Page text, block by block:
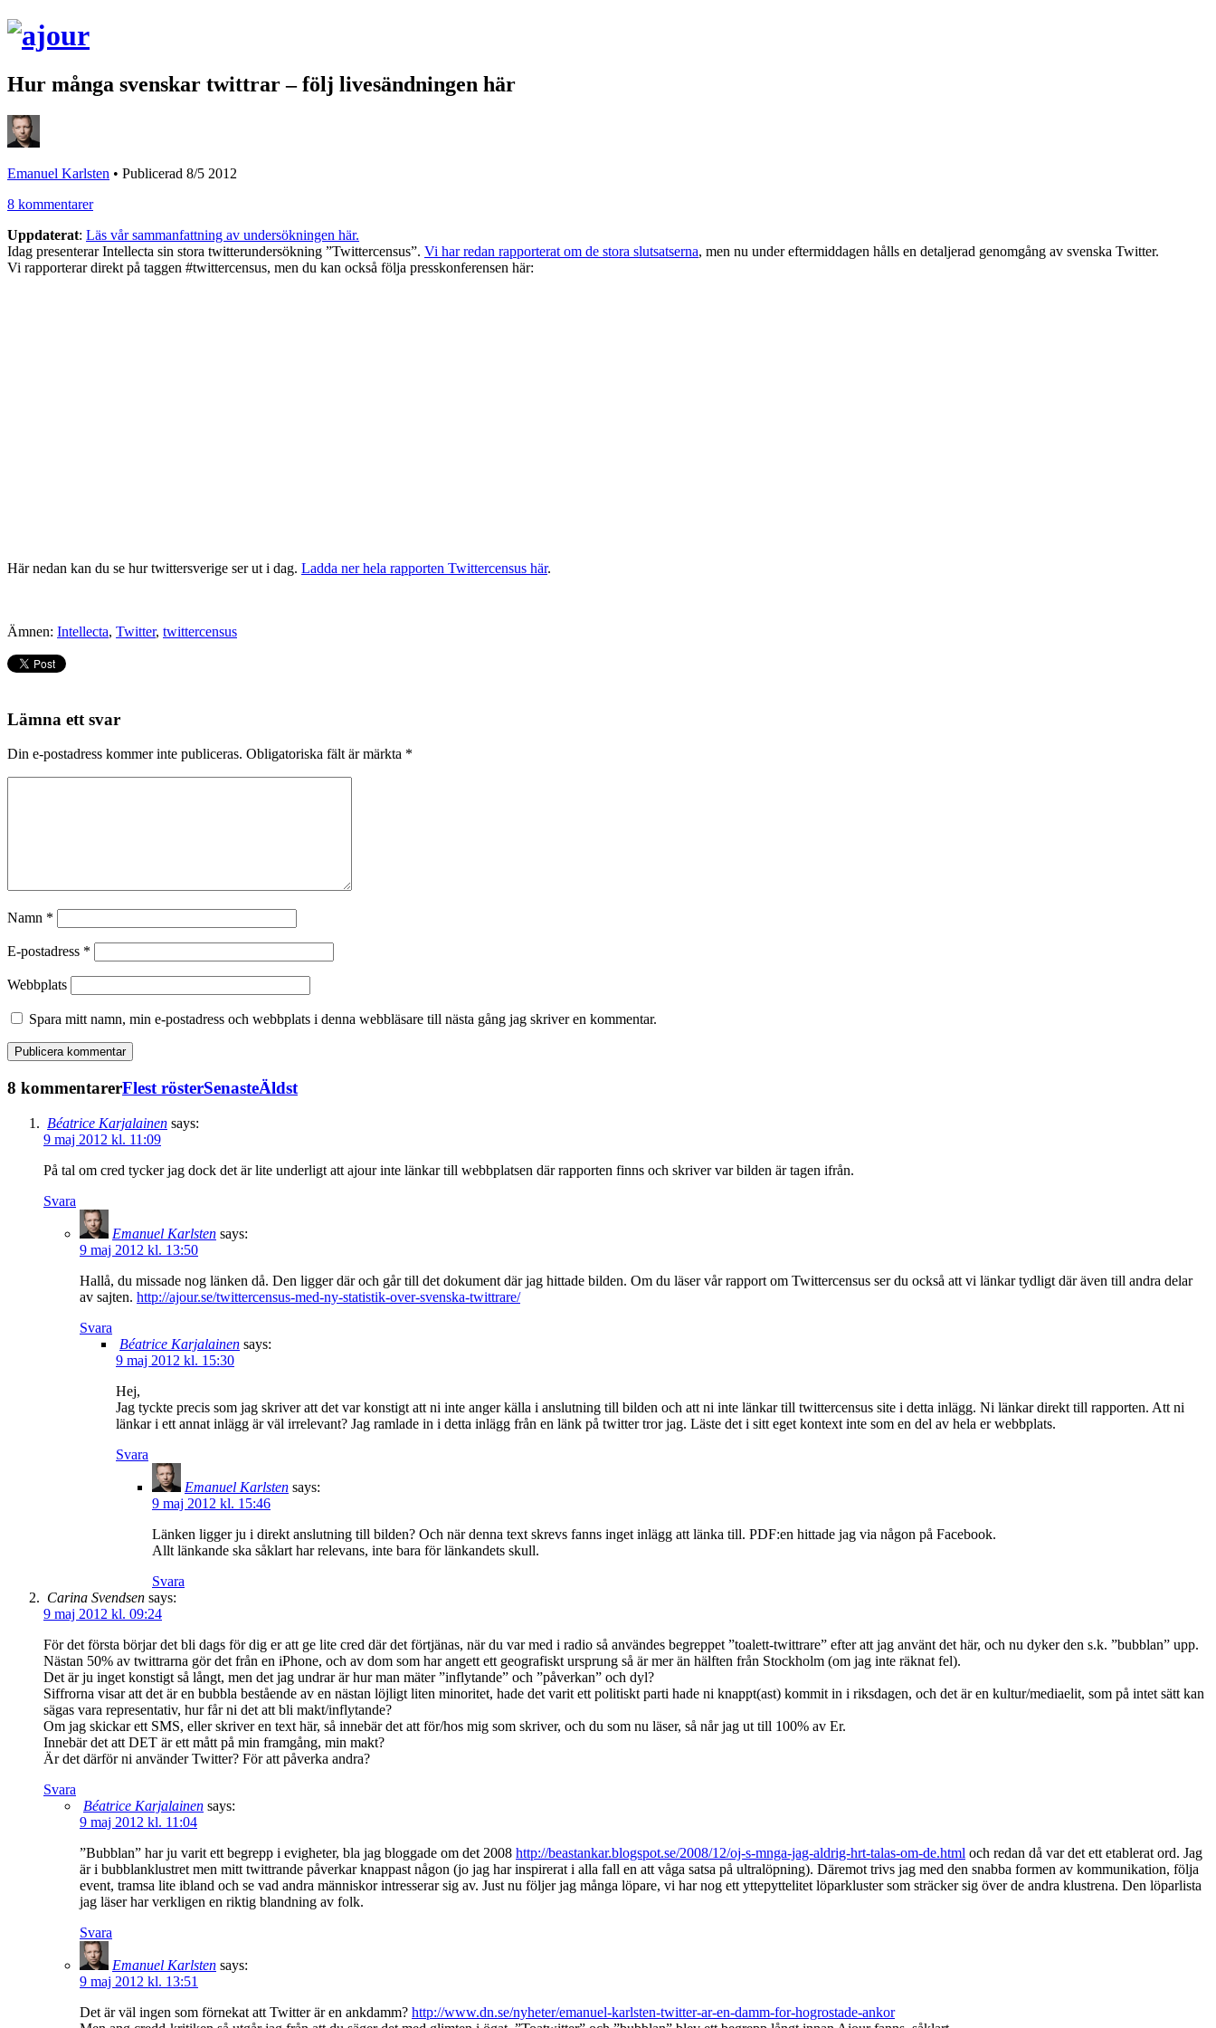
Hur många svenskar twittrar – följ livesändningen här
Emanuel Karlsten • Publicerad 8/5 2012
8 kommentarer
Uppdaterat: Läs vår sammanfattning av undersökningen här.
Idag presenterar Intellecta sin stora twitterundersökning ”Twittercensus”. Vi har redan rapporterat om de stora slutsatserna, men nu under eftermiddagen hålls en detaljerad genomgång av svenska Twitter.
Vi rapporterar direkt på taggen #twittercensus, men du kan också följa presskonferensen här:
Här nedan kan du se hur twittersverige ser ut i dag. Ladda ner hela rapporten Twittercensus här.
Ämnen: Intellecta, Twitter, twittercensus
Lämna ett svar
Din e-postadress kommer inte publiceras. Obligatoriska fält är märkta *
Namn *
E-postadress *
Webbplats
Spara mitt namn, min e-postadress och webbplats i denna webbläsare till nästa gång jag skriver en kommentar.
8 kommentarerFlest rösterSenasteÄldst
Béatrice Karjalainen says:
9 maj 2012 kl. 11:09
På tal om cred tycker jag dock det är lite underligt att ajour inte länkar till webbplatsen där rapporten finns och skriver var bilden är tagen ifrån.
Svara
Emanuel Karlsten says:
9 maj 2012 kl. 13:50
Hallå, du missade nog länken då. Den ligger där och går till det dokument där jag hittade bilden. Om du läser vår rapport om Twittercensus ser du också att vi länkar tydligt där även till andra delar
av sajten. http://ajour.se/twittercensus-med-ny-statistik-over-svenska-twittrare/
Svara
Béatrice Karjalainen says:
9 maj 2012 kl. 15:30
Hej,
Jag tyckte precis som jag skriver att det var konstigt att ni inte anger källa i anslutning till bilden och att ni inte länkar till twittercensus site i detta inlägg. Ni länkar direkt till rapporten. Att ni
länkar i ett annat inlägg är väl irrelevant? Jag ramlade in i detta inlägg från en länk på twitter tror jag. Läste det i sitt eget kontext inte som en del av hela er webbplats.
Svara
Emanuel Karlsten says:
9 maj 2012 kl. 15:46
Länken ligger ju i direkt anslutning till bilden? Och när denna text skrevs fanns inget inlägg att länka till. PDF:en hittade jag via någon på Facebook.
Allt länkande ska såklart har relevans, inte bara för länkandets skull.
Svara
Carina Svendsen says:
9 maj 2012 kl. 09:24
För det första börjar det bli dags för dig er att ge lite cred där det förtjänas, när du var med i radio så användes begreppet ”toalett-twittrare” efter att jag använt det här, och nu dyker den s.k. ”bubblan” upp.
Nästan 50% av twittrarna gör det från en iPhone, och av dom som har angett ett geografiskt ursprung så är mer än hälften från Stockholm (om jag inte räknat fel).
Det är ju inget konstigt så långt, men det jag undrar är hur man mäter ”inflytande” och ”påverkan” och dyl?
Siffrorna visar att det är en bubbla bestående av en nästan löjligt liten minoritet, hade det varit ett politiskt parti hade ni knappt(ast) kommit in i riksdagen, och det är en kultur/mediaelit, som på intet sätt kan
sägas vara representativ, hur får ni det att bli makt/inflytande?
Om jag skickar ett SMS, eller skriver en text här, så innebär det att för/hos mig som skriver, och du som nu läser, så når jag ut till 100% av Er.
Innebär det att DET är ett mått på min framgång, min makt?
Är det därför ni använder Twitter? För att påverka andra?
Svara
Béatrice Karjalainen says:
9 maj 2012 kl. 11:04
”Bubblan” har ju varit ett begrepp i evigheter, bla jag bloggade om det 2008 http://beastankar.blogspot.se/2008/12/oj-s-mnga-jag-aldrig-hrt-talas-om-de.html och redan då var det ett etablerat ord. Jag
är i bubblanklustret men mitt twittrande påverkar knappast någon (jo jag har inspirerat i alla fall en att våga satsa på ultralöpning). Däremot trivs jag med den snabba formen av kommunikation, följa
event, tramsa lite ibland och se vad andra människor intresserar sig av. Just nu följer jag många löpare, vi har nog ett yttepyttelitet löparkluster som sträcker sig över de andra klustrena. Den löparlista
jag läser har verkligen en riktig blandning av folk.
Svara
Emanuel Karlsten says:
9 maj 2012 kl. 13:51
Det är väl ingen som förnekat att Twitter är en ankdamm? http://www.dn.se/nyheter/emanuel-karlsten-twitter-ar-en-damm-for-hogrostade-ankor